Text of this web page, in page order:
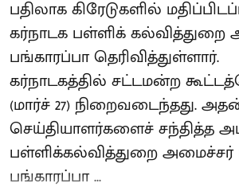
பதிலாக கிரேடுகளில்
கர்நாடக பள்ளிக் கல்வித்துறை
பங்காரப்பா தெரிவித்துள்ளார்.
கர்நாடகத்தில் சட்டமன்ற
(மார்ச் 27) நிறைவடைந்தது.
செய்தியாளர்களைச் சந்தித்த
பள்ளிக்கல்வித்துறை அமைச்சர்
பங்காரப்பா ...